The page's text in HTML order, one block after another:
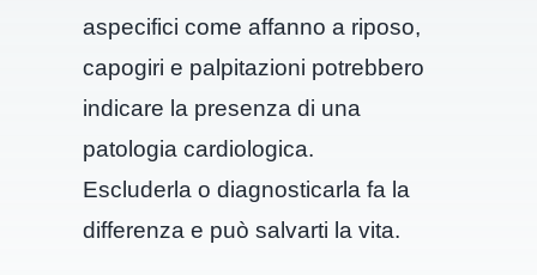
aspecifici come affanno a riposo,
capogiri e palpitazioni potrebbero
indicare la presenza di una
patologia cardiologica.
Escluderla o diagnosticarla fa la
differenza e può salvarti la vita.